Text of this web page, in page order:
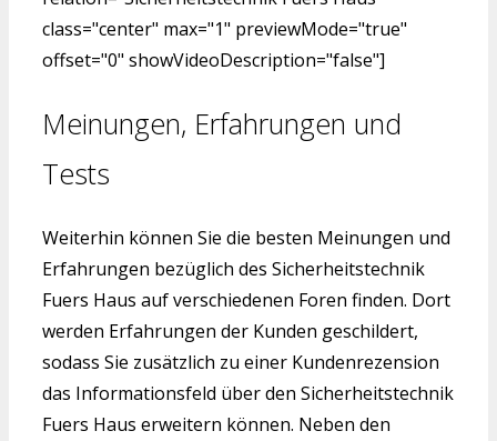
class="center" max="1" previewMode="true"
offset="0" showVideoDescription="false"]
Meinungen, Erfahrungen und
Tests
Weiterhin können Sie die besten Meinungen und
Erfahrungen bezüglich des Sicherheitstechnik
Fuers Haus auf verschiedenen Foren finden. Dort
werden Erfahrungen der Kunden geschildert,
sodass Sie zusätzlich zu einer Kundenrezension
das Informationsfeld über den Sicherheitstechnik
Fuers Haus erweitern können. Neben den